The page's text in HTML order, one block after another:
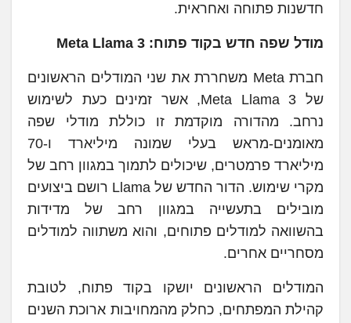
חדשנות פתוחה ואחראית.
מודל שפה חדש בקוד פתוח: Meta Llama 3
חברת Meta משחררת את שני המודלים הראשונים
של Meta Llama 3, אשר זמינים כעת לשימוש
נרחב. מהדורה מוקדמת זו כוללת מודלי שפה
מאומנים-מראש בעלי שמונה מיליארד ו-70
מיליארד פרמטרים, שיכולים לתמוך במגוון רחב של
מקרי שימוש. הדור החדש של Llama רושם ביצועים
מובילים בתעשייה במגוון רחב של מדידות
בהשוואה למודלים פתוחים, והוא משתווה למודלים
מסחריים אחרים.
המודלים הראשונים יושקו בקוד פתוח, לטובת
קהילת המפתחים, כחלק מהמחויבות ארוכת השנים